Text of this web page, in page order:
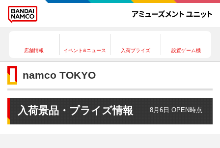
店舗情報 イベント&ニュース 入荷プライズ 設置ゲーム機
namco TOKYO
入荷景品・プライズ情報 8月6日 OPEN時点